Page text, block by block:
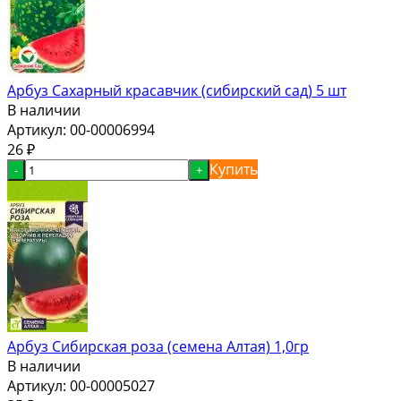
Арбуз Сахарный красавчик (сибирский сад) 5 шт
В наличии
Артикул: 00-00006994
26 ₽
- + Купить
Арбуз Сибирская роза (семена Алтая) 1,0гр
В наличии
Артикул: 00-00005027